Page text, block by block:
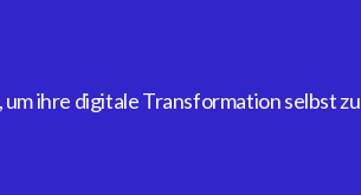
ihre digitale Transformation selbst zu